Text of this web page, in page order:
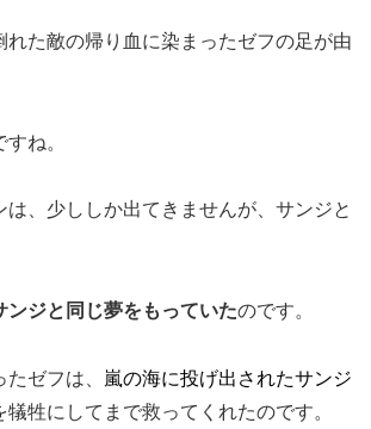
れた敵の帰り血に染まったゼフの足が由
ね。
は、少ししか出てきませんが、サンジと
ンジと同じ夢をもっていたのです。
ゼフは、
嵐の海に投げ出されたサンジ
犠牲にしてまで救ってくれたのです。